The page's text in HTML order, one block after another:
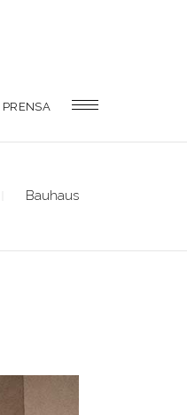
PRENSA
Bauhaus